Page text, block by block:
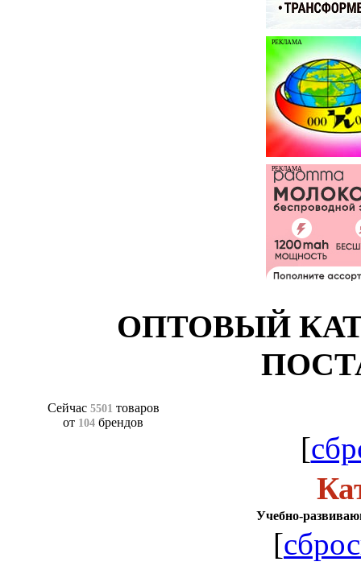
РЕКЛАМА
РЕКЛАМА
ОПТОВЫЙ
Сейчас 5501 товаров
от 104 брендов
[
Учебно-
[